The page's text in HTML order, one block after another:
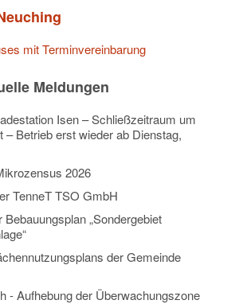
mit Terminvereinbarung
Meldungen
Isen – Schließzeitraum um
– Betrieb erst wieder ab Dienstag,
2026
TenneT TSO GmbH
„Sondergebiet
der Gemeinde
- Aufhebung der Überwachungszone